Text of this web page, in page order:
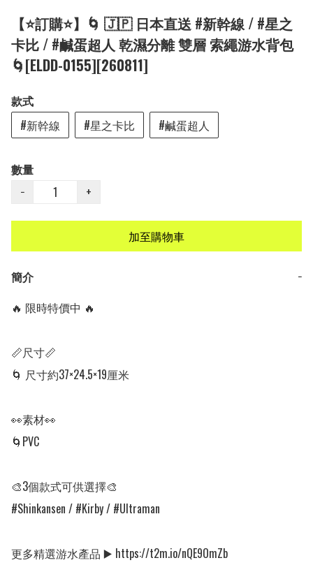
【⭐訂購⭐】🌀 🇯🇵 日本直送 #新幹線 / #星之
卡比 / #鹹蛋超人 乾濕分離 雙層 索繩游水背包
🌀[ELDD-0155][260811]
款式
#新幹線
#星之卡比 #鹹蛋超人
數量
−
+
加至購物車
簡介
−
🔥 限時特價中 🔥
📏尺寸📏
🌀 尺寸約37×24.5×19厘米
👀素材👀
🌀PVC
🎨3個款式可供選擇🎨
#Shinkansen / #Kirby / #Ultraman
更多精選游水產品 ▶️ https://t2m.io/nQE9OmZb